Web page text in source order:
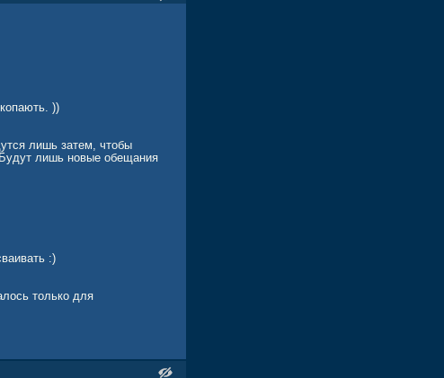
))
лишь затем, чтобы
Будут лишь новые обещания
:)
только для